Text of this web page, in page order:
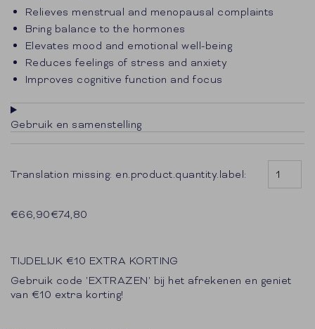
Relieves menstrual and menopausal complaints
Bring balance to the hormones
Elevates mood and emotional well-being
Reduces feelings of stress and anxiety
Improves cognitive function and focus
Gebruik en samenstelling
Translation missing: en.product.quantity.label:
Translation missing: en.product.price.sale_price
€66,90Translation missing:
€74,80
TIJDELIJK €10 EXTRA KORTING
Gebruik code 'EXTRAZEN' bij het afrekenen en geniet
van €10 extra korting!